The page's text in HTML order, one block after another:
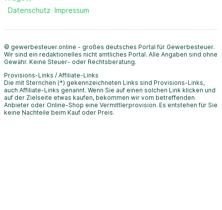
Datenschutz Impressum
© gewerbesteuer.online - großes deutsches Portal für Gewerbesteuer.
Wir sind ein redaktionelles nicht amtliches Portal. Alle Angaben sind ohne
Gewähr. Keine Steuer- oder Rechtsberatung.
Provisions-Links / Affiliate-Links
Die mit Sternchen (*) gekennzeichneten Links sind Provisions-Links,
auch Affiliate-Links genannt. Wenn Sie auf einen solchen Link klicken und
auf der Zielseite etwas kaufen, bekommen wir vom betreffenden
Anbieter oder Online-Shop eine Vermittlerprovision. Es entstehen für Sie
keine Nachteile beim Kauf oder Preis.